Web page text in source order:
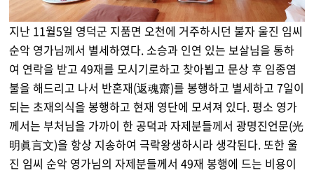
지난 11월5일 영덕군 지품면 오천에 거주하시던 불자 울진 임씨
순악 영가님께서 별세하였다. 소승과 인연 있는 보살님을 통하
여 연락을 받고 49재를 모시기로하고 찾아뵙고 문상 후 임종염
불을 해드리고 나서 반혼재(返魂齋)를 봉행하고 별세하고 7일이
되는 초재의식을 봉행하고 현재 영단에 모셔져 있다. 평소 영가
께서는 부처님을 가까이 한 공덕과 자제분들께서 광명진언문(光
明眞言文)을 항상 지송하여 극락왕생하시라 생각된다. 또한 울
진 임씨 순악 영가님의 자제분들께서 49재 봉행에 드는 비용이